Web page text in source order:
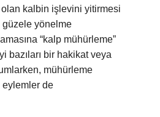
kalbin işlevini yitirmesi
yönelme
“kalp mühürleme”
bazıları bir hakikat veya
mühürleme
de